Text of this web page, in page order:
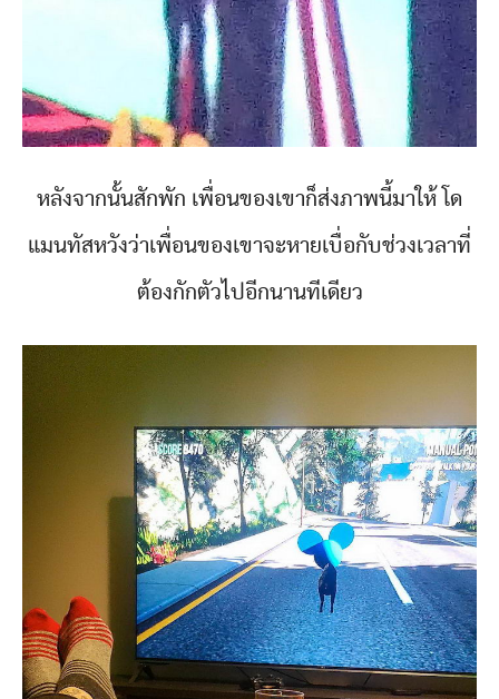
หลังจากนั้นสักพัก เพื่อนของเขาก็ส่งภาพนี้มาให้ โด
แมนทัสหวังว่าเพื่อนของเขาจะหายเบื่อกับช่วงเวลาที่
ต้องกักตัวไปอีกนานทีเดียว